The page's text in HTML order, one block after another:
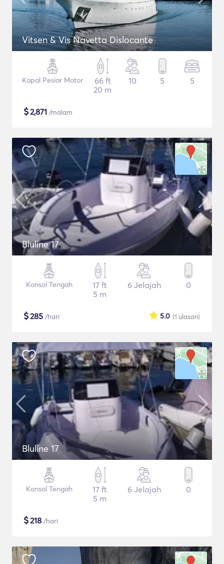
Vitsen & Vis Navetta Dislocante
Kapal Pesiar Motor
66 ft
20 m
10 5 5
$2,871 /malam
Bluline 17
Konsol Tengah
17 ft
5 m
6 Jelajah 0
$285 /hari (1 ulasan)
5.0
Bluline 17
Konsol Tengah
17 ft
5 m
6 Jelajah 0
$218 /hari